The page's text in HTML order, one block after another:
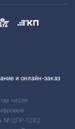
и онлайн-заказ
числе
№ ЦПР-1282